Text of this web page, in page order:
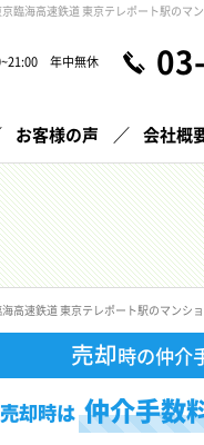
臨海高速鉄道 東京テレポート駅のマ
年中無休
お客様の声 会社概
高速鉄道 東京テレポート駅のマンシ
売却時の仲介
売却時は 仲介手数